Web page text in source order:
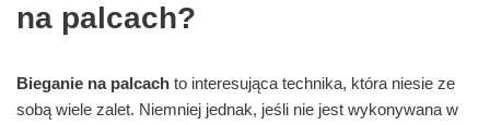
na palcach?
Bieganie na palcach to interesująca technika, która niesie ze
sobą wiele zalet. Niemniej jednak, jeśli nie jest wykonywana w